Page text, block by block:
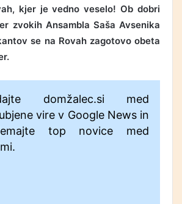
kjer je vedno veselo! Ob dobri
zvokih Ansambla Saša Avsenika
se na Rovah zagotovo obeta
domžalec.si med
vire v Google News in
top novice med